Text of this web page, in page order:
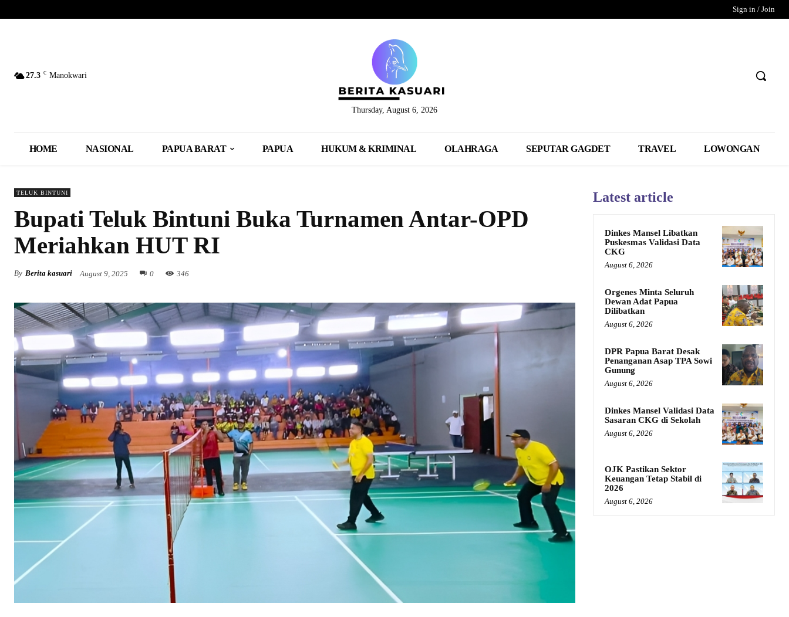
Sign in / Join
27.3 C Manokwari
Thursday, August 6, 2026
HOME NASIONAL PAPUA BARAT PAPUA HUKUM & KRIMINAL OLAHRAGA SEPUTAR GAGDET TRAVEL LOWONGAN
TELUK BINTUNI
Bupati Teluk Bintuni Buka Turnamen Antar-OPD
Meriahkan HUT RI
By Berita kasuari August 9, 2025 0 346
Latest article
Dinkes Mansel Libatkan
Puskesmas Validasi Data
CKG
August 6, 2026
Orgenes Minta Seluruh
Dewan Adat Papua
Dilibatkan
August 6, 2026
DPR Papua Barat Desak
Penanganan Asap TPA Sowi
Gunung
August 6, 2026
Dinkes Mansel Validasi Data
Sasaran CKG di Sekolah
August 6, 2026
OJK Pastikan Sektor
Keuangan Tetap Stabil di
2026
August 6, 2026